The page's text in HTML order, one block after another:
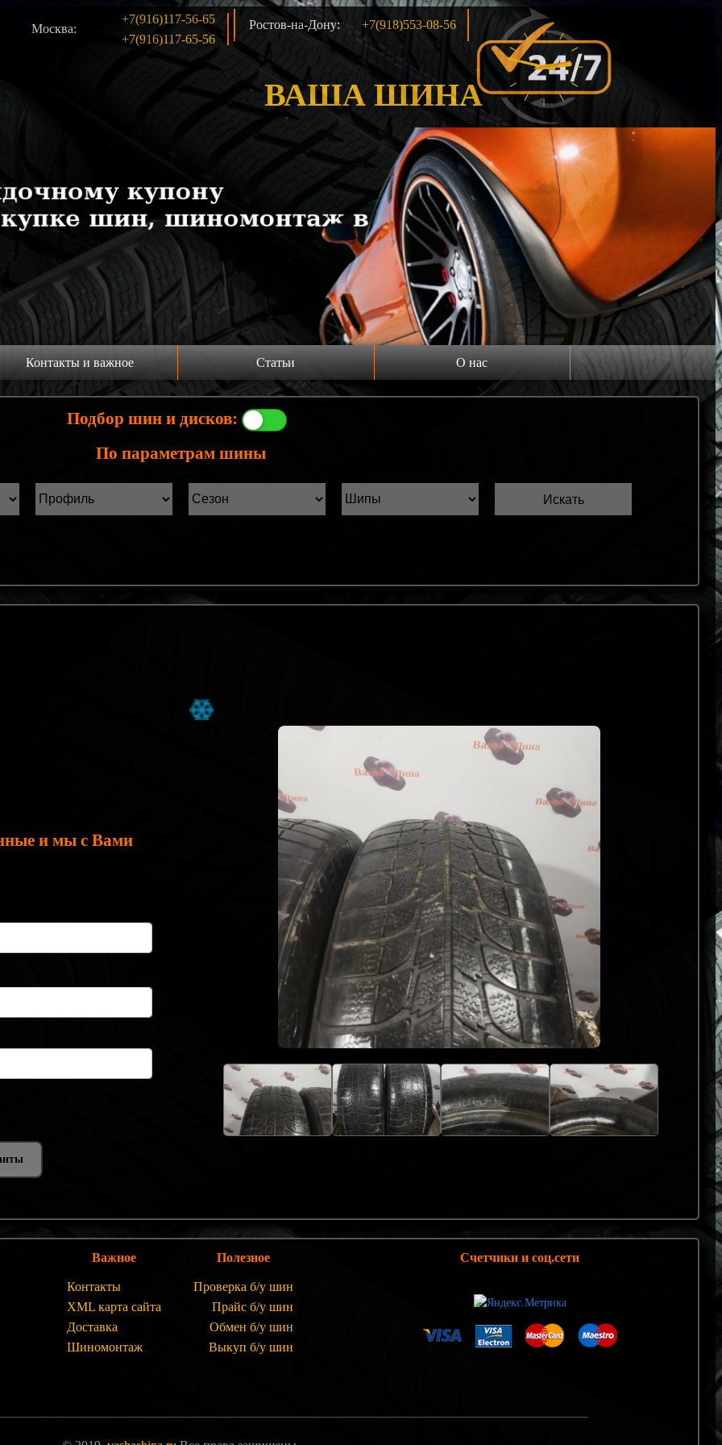
Москва:
+7(916)117-56-65
+7(916)117-65-56
Ростов-на-Дону: +7(918)553-08-56
ВАША ШИНА
Продажа шин б/у Акция!!!
Контакты и важное
главную
Статьи
Производители шин
Статьи Лист1
Статьи Лист2
О нас
Выкуп шин Б/У
Подбор шин и дисков:
По параметрам шины
и мы с Вами
Важное
Контакты
XML карта сайта
Доставка
Шиномонтаж
Полезное
Проверка б/у шин
Прайс б/у шин
Обмен б/у шин
Выкуп б/у шин
Счетчики и соц.сети